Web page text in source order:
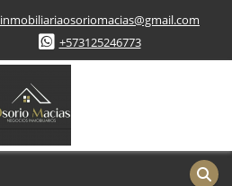
inmobiliariaosoriomacias@gmail.com
+573125246773